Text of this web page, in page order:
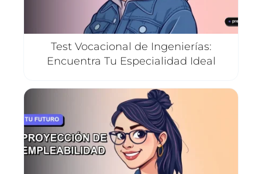
Test Vocacional de Ingenierías:
Encuentra Tu Especialidad Ideal